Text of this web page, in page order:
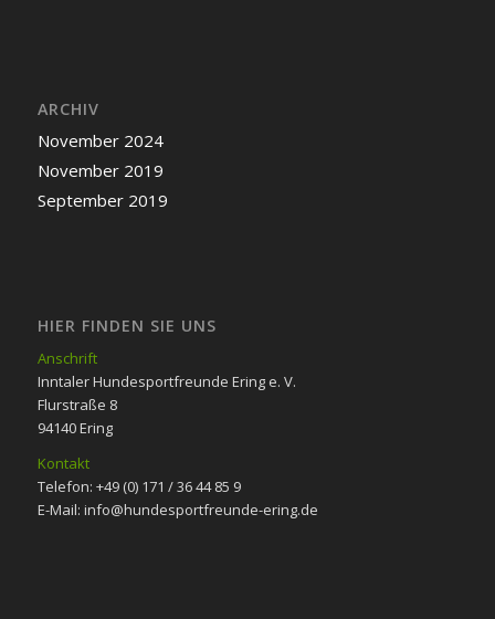
ARCHIV
November 2024
November 2019
September 2019
HIER FINDEN SIE UNS
Anschrift
Inntaler Hundesportfreunde Ering e. V.
Flurstraße 8
94140 Ering
Kontakt
Telefon: +49 (0) 171 / 36 44 85 9
E-Mail: info@hundesportfreunde-ering.de